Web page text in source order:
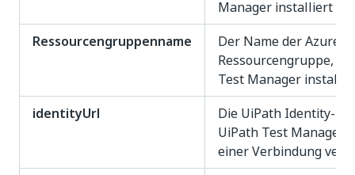
Manager installiert
Ressourcengruppenname
Der Name der Azure-
Ressourcengruppe, in
Test Manager
identityUrl
Die UiPath Identity-
UiPath Test Manager
einer Verbindung